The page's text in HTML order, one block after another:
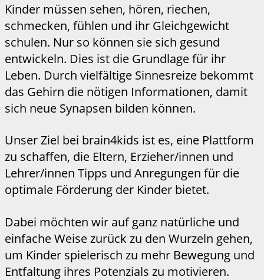
Kinder müssen sehen, hören, riechen,
schmecken, fühlen und ihr Gleichgewicht
schulen. Nur so können sie sich gesund
entwickeln. Dies ist die Grundlage für ihr
Leben. Durch vielfältige Sinnesreize bekommt
das Gehirn die nötigen Informationen, damit
sich neue Synapsen bilden können.
Unser Ziel bei brain4kids ist es, eine Plattform
zu schaffen, die Eltern, Erzieher/innen und
Lehrer/innen Tipps und Anregungen für die
optimale Förderung der Kinder bietet.
Dabei möchten wir auf ganz natürliche und
einfache Weise zurück zu den Wurzeln gehen,
um Kinder spielerisch zu mehr Bewegung und
Entfaltung ihres Potenzials zu motivieren.